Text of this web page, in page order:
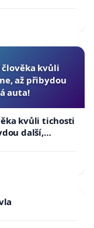
kvůli
až přibydou
auta!
kvůli tichosti
další,